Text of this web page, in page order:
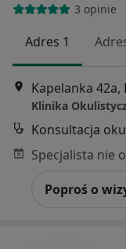
3 opinie
Adres 1
Kapelanka
Klinika
Konsultacja
Poproś o